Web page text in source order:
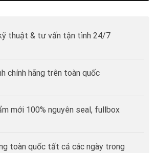
thuật & tư vấn tận tình 24/7
chính hãng trên toàn quốc
mới 100% nguyên seal, fullbox
toàn quốc tất cả các ngày trong